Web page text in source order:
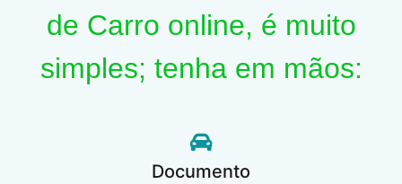
de Carro online, é muito
simples; tenha em mãos:
Documento